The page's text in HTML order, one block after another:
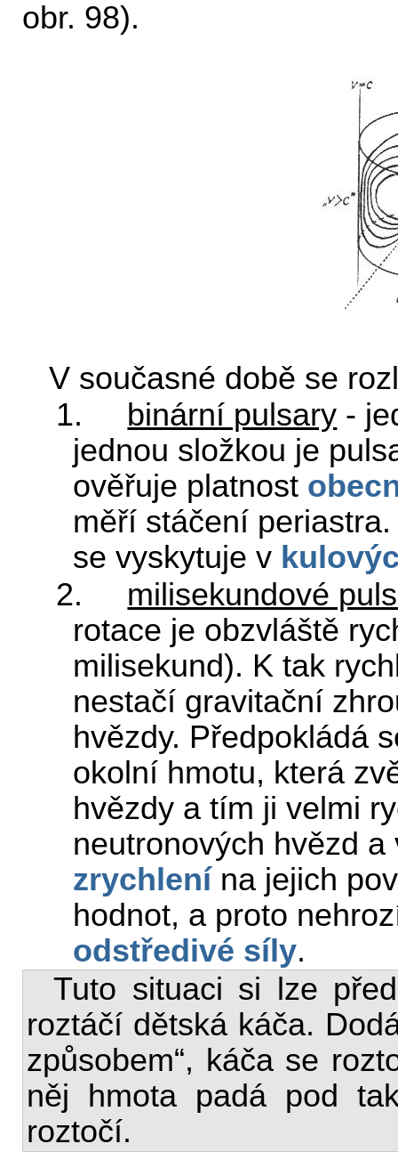
obr. 98).
V současné době se
1.
binární pulsary -
jednou složkou je
ověřuje platnost
měří stáčení
se vyskytuje v
2. milisekundové
rotace je obzvláště
milisekund). K tak
nestačí gravitační
hvězdy. Předpokládá
okolní hmotu, která
hvězdy a tím ji velmi
neutronových hvězd
zrychlenína jejich
hodnot, a proto
odstředivé síly.
Tuto situaci si lze
roztáčí dětská káča.
způsobem“, káča se
něj hmota padá pod
roztočí.